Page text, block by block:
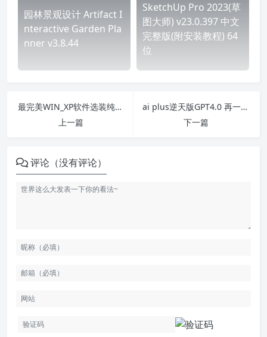
园林景观设计 Artifact I
nteractive Garden Pla
nner v3.8.44
SketchUp Pro 2023(草
图大师) v23.0.397 中文
完整版(附安装教程) 64
位
最完美WIN_XP软件选装纯净娱乐版VIP19.7
上一篇
ai plus逆天版GPT4.0 再一次改变“AI”世界GPT-4千呼万唤始出来
下一篇
评论（没有评论）